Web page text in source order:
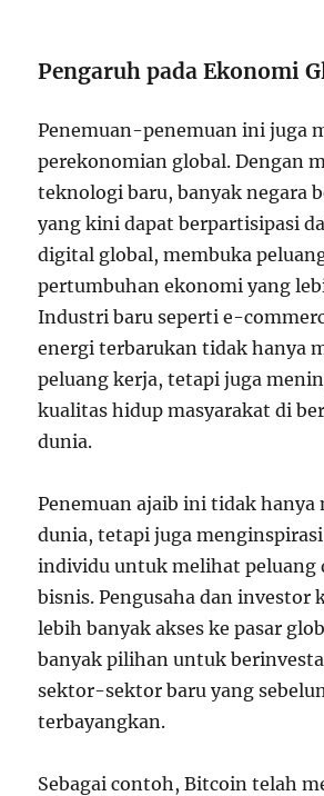
Pengaruh pada Ekonomi
Penemuan-penemuan ini juga
perekonomian global. Dengan
teknologi baru, banyak negara
yang kini dapat berpartisipasi
digital global, membuka
pertumbuhan ekonomi yang
Industri baru seperti e-
energi terbarukan tidak hanya
peluang kerja, tetapi juga
kualitas hidup masyarakat di
dunia.
Penemuan ajaib ini tidak hanya
dunia, tetapi juga
individu untuk melihat peluang
bisnis. Pengusaha dan investor
lebih banyak akses ke pasar
banyak pilihan untuk
sektor-sektor baru yang
terbayangkan.
Sebagai contoh, Bitcoin telah